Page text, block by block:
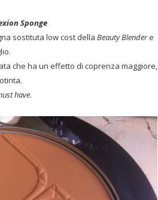
Sponge
sostituta low cost della Beauty Blendere
che ha un effetto di coprenza maggiore,
have.